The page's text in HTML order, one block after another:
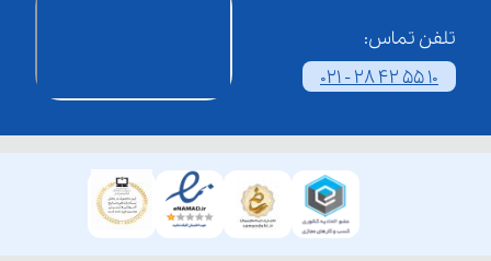
تلفن تماس:
021 - 28 42 55 10